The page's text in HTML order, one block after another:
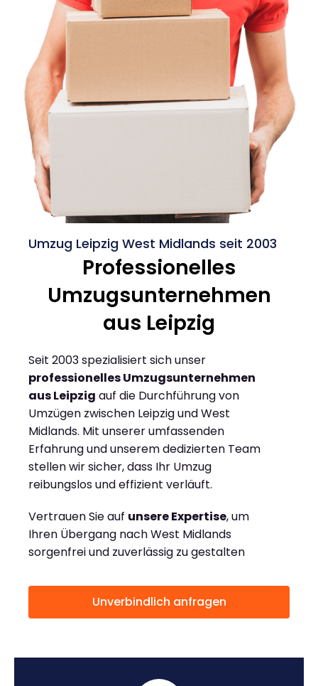
Umzug Leipzig West Midlands seit 2003
Professionelles
Umzugsunternehmen
aus Leipzig
Seit 2003 spezialisiert sich unser
professionelles Umzugsunternehmen
aus Leipzig auf die Durchführung von
Umzügen zwischen Leipzig und West
Midlands. Mit unserer umfassenden
Erfahrung und unserem dedizierten Team
stellen wir sicher, dass Ihr Umzug
reibungslos und effizient verläuft.
Vertrauen Sie auf unsere Expertise, um
Ihren Übergang nach West Midlands
sorgenfrei und zuverlässig zu gestalten
Unverbindlich anfragen